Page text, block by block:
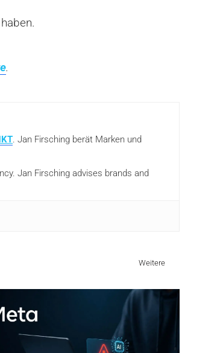
.
. Jan Firsching berät Marken und
Jan Firsching advises brands and
Weitere